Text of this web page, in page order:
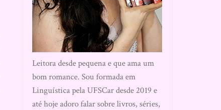
Leitora desde pequena e que ama um
bom romance. Sou formada em
Linguística pela UFSCar desde 2019 e
até hoje adoro falar sobre livros, séries,